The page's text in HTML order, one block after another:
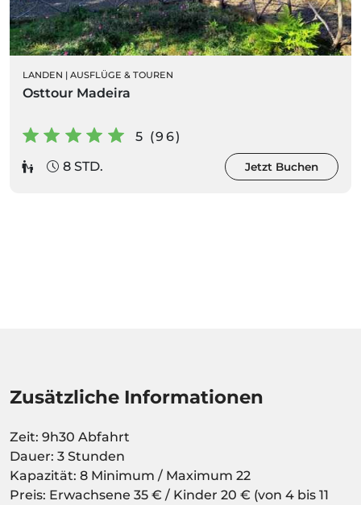
LANDEN | AUSFLÜGE & TOUREN
Osttour Madeira
5 (96)
8 STD.
Jetzt Buchen
Zusätzliche Informationen
Zeit: 9h30 Abfahrt
Dauer: 3 Stunden
Kapazität: 8 Minimum / Maximum 22
Preis: Erwachsene 35 € / Kinder 20 € (von 4 bis 11